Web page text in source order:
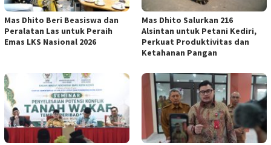
Mas Dhito Beri Beasiswa dan
Peralatan Las untuk Peraih
Emas LKS Nasional 2026
Mas Dhito Salurkan 216
Alsintan untuk Petani Kediri,
Perkuat Produktivitas dan
Ketahanan Pangan